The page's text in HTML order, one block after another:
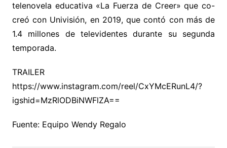
telenovela educativa «La Fuerza de Creer» que co-
creó con Univisión, en 2019, que contó con más de
1.4 millones de televidentes durante su segunda
temporada.
TRAILER
https://www.instagram.com/reel/CxYMcERunL4/?
igshid=MzRlODBiNWFlZA==
Fuente: Equipo Wendy Regalo